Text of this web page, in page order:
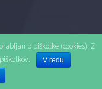
Radgona
piškotke (cookies). Z
V redu